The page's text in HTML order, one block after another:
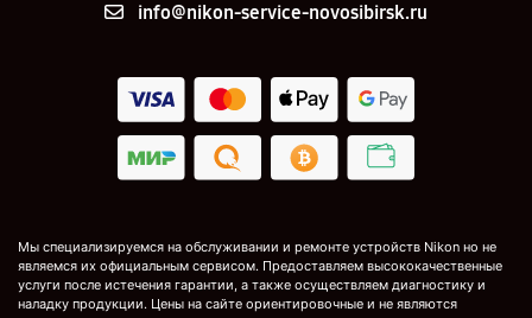
info@nikon-service-novosibirsk.ru
Мы специализируемся на обслуживании и ремонте устройств Nikon но не
являемся их официальным сервисом. Предоставляем высококачественные
услуги после истечения гарантии, а также осуществляем диагностику и
наладку продукции. Цены на сайте ориентировочные и не являются